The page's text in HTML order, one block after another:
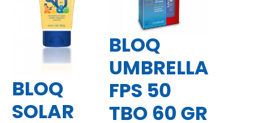
BLOQ
SOLAR
BLOQ
UMBRELLA
FPS 50
TBO 60 GR